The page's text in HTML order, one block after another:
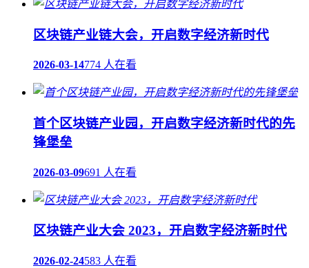
区块链产业链大会，开启数字经济新时代
2026-03-14774 人在看
首个区块链产业园，开启数字经济新时代的先
锋堡垒
2026-03-09691 人在看
区块链产业大会 2023，开启数字经济新时代
2026-02-24583 人在看